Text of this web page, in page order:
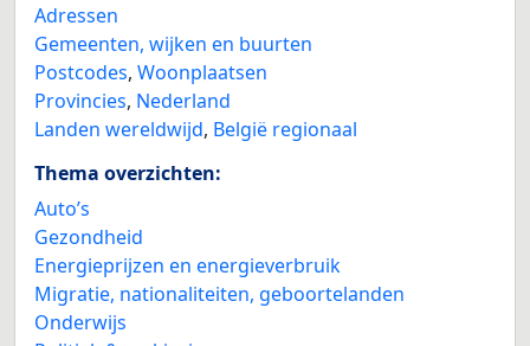
Adressen
Gemeenten, wijken en buurten
Postcodes, Woonplaatsen
Provincies, Nederland
Landen wereldwijd, België regionaal
Thema overzichten:
Auto’s
Gezondheid
Energieprijzen en energieverbruik
Migratie, nationaliteiten, geboortelanden
Onderwijs